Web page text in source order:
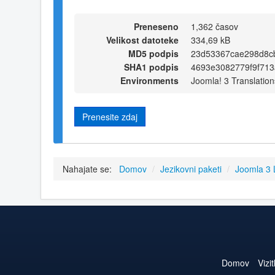
Preneseno
1,362 časov
Velikost datoteke
334,69 kB
MD5 podpis
SHA1 podpis
Environments
Joomla! 3
Prenesite zdaj
Nahajate se: Domov / Jezikovni paketi / Joomla 3
Domov